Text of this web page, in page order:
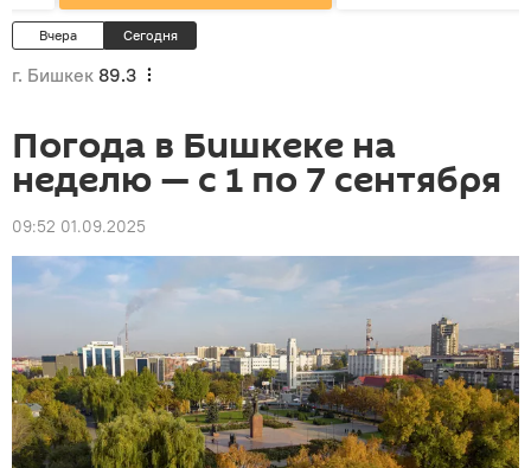
Вчера Сегодня
г. Бишкек 89.3
Погода в Бишкеке на
неделю — с 1 по 7 сентября
09:52 01.09.2025